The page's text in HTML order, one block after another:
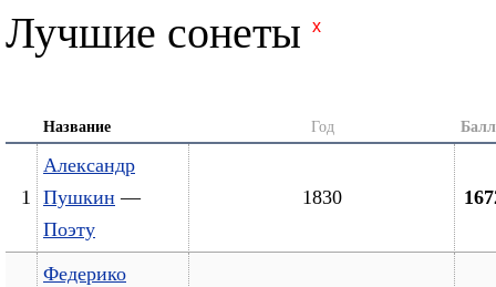
Лучшие сонеты x
Название Год
1
Александр
Пушкин —
Поэту
1830
Федерико